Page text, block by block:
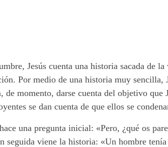
Jesús cuenta una historia sacada de
Por medio de una historia muy sencilla,
momento, darse cuenta del objetivo que
se dan cuenta de que ellos se
una pregunta inicial: «Pero, ¿qué os
seguida viene la historia: «Un hombre